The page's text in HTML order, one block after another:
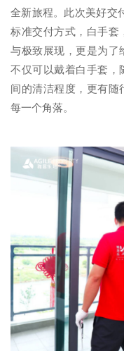
全新旅程。此次美好交
标准交付方式，白手套
与极致展现，更是为了
不仅可以戴着白手套，
间的清洁程度，更有随
每一个角落。